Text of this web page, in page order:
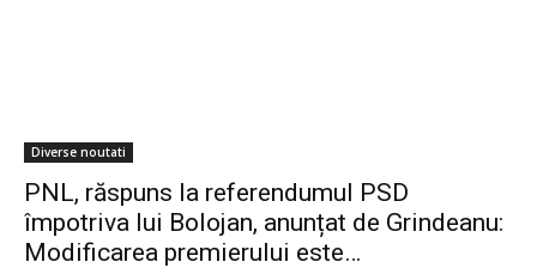
Diverse noutati
PNL, răspuns la referendumul PSD
împotriva lui Bolojan, anunțat de Grindeanu:
Modificarea premierului este…